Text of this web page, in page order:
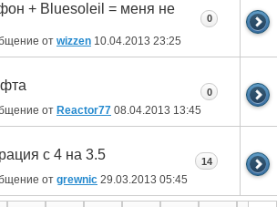
+ Bluesoleil = меня не
от wizzen 10.04.2013 23:25
0
от Reactor77 08.04.2013 13:45
0
с 4 на 3.5
от grewnic 29.03.2013 05:45
14